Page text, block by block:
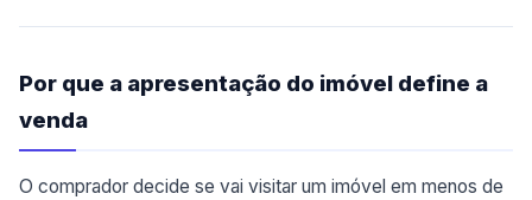
Por que a apresentação do imóvel define a
venda
O comprador decide se vai visitar um imóvel em menos de